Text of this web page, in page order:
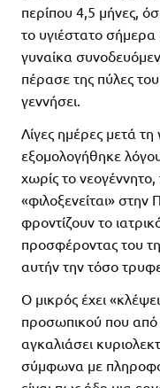
περίπου 4,5 μήνες,
το υγιέστατο
γυναίκα
πέρασε της πύλες
γεννήσει.
Λίγες ημέρες μετά
εξομολογήθηκε
χωρίς το
«φιλοξενείται» στην
φροντίζουν το
προσφέροντας του
αυτήν την τόσο
Ο μικρός έχει
προσωπικού που από
αγκαλιάσει
σύμφωνα με